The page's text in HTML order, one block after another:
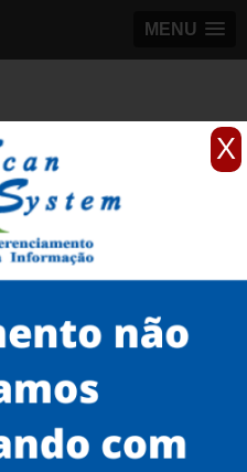
X
MENU